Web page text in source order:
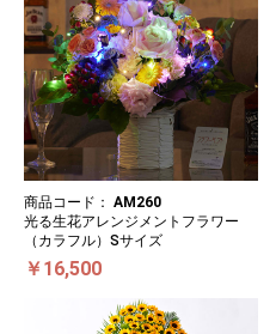
商品コード： AM260
光る生花アレンジメントフラワー
（カラフル）Sサイズ
￥16,500